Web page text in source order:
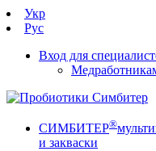
Укр
Рус
Вход для
СИМБИТЕР®
и закваски